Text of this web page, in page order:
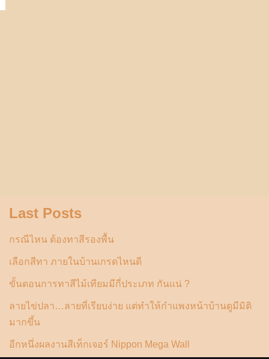
Last Posts
กรณีไหน ต้องทาสีรองพื้น
เลือกสีทา ภายในบ้านเกรดไหนดี
ขั้นตอนการทาสีไม้เทียมมีกี่ประเภท กันแน่ ?
ลายไข่ปลา…ลายที่เรียบง่าย แต่ทำให้กำแพงหน้าบ้านดูมีมิติ
มากขึ้น
อีกหนึ่งผลงานสีเท็กเจอร์ Nippon Mega Wall